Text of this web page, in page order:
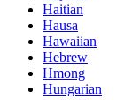
Haitian
Hausa
Hawaiian
Hebrew
Hmong
Hungarian